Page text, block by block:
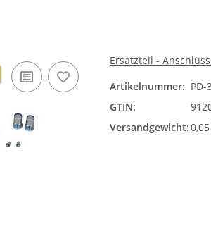
Ersatzteil -
Artikelnummer: PD-
GTIN:
Versandgewicht: